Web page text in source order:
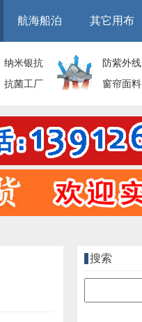
航海船泊 其它用布
纳米银抗
菌面料
抗菌工厂
防紫外线
面料
窗帘面料
搜索